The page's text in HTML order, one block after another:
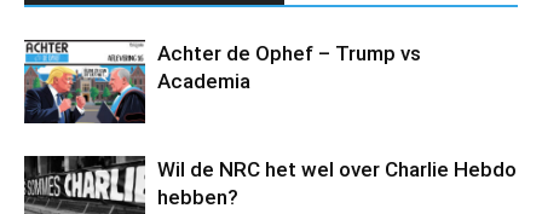
Achter de Ophef – Trump vs
Academia
Wil de NRC het wel over Charlie Hebdo
hebben?